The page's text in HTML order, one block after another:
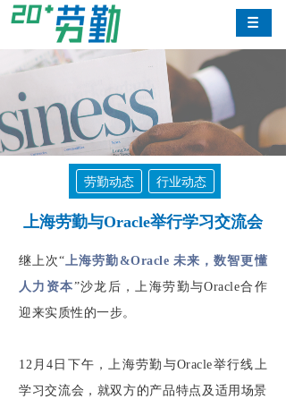
劳勤动态 行业动态
上海劳勤与Oracle举行学习交流会
继上次“上海劳勤&Oracle 未来，数智更懂
人力资本”沙龙后，上海劳勤与Oracle合作
迎来实质性的一步。
12月4日下午，上海劳勤与Oracle举行线上
学习交流会，就双方的产品特点及适用场景